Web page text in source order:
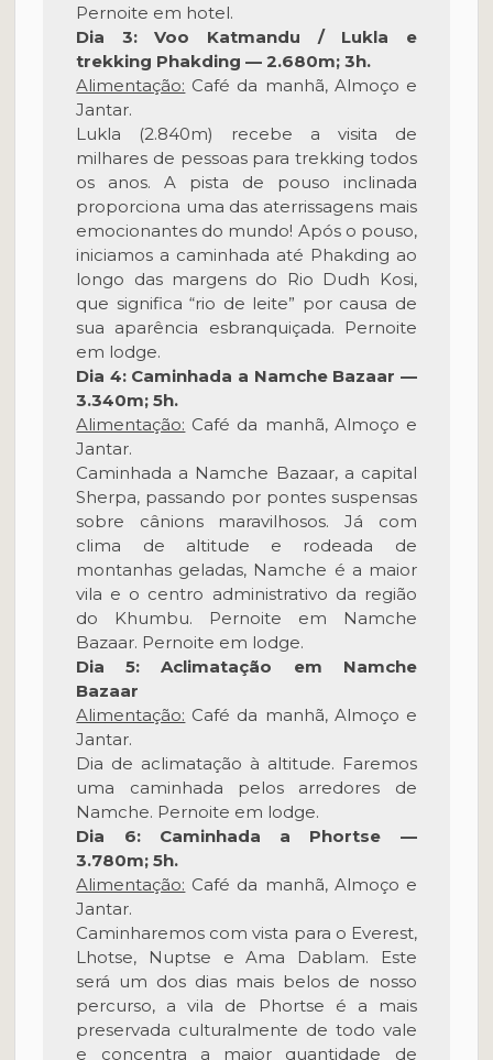
Pernoite em hotel.
Dia 3: Voo Katmandu / Lukla e
trekking Phakding — 2.680m; 3h.
Alimentação: Café da manhã, Almoço e
Jantar.
Lukla (2.840m) recebe a visita de
milhares de pessoas para trekking todos
os anos. A pista de pouso inclinada
proporciona uma das aterrissagens mais
emocionantes do mundo! Após o pouso,
iniciamos a caminhada até Phakding ao
longo das margens do Rio Dudh Kosi,
que significa “rio de leite” por causa de
sua aparência esbranquiçada. Pernoite
em lodge.
Dia 4: Caminhada a Namche Bazaar —
3.340m; 5h.
Alimentação: Café da manhã, Almoço e
Jantar.
Caminhada a Namche Bazaar, a capital
Sherpa, passando por pontes suspensas
sobre cânions maravilhosos. Já com
clima de altitude e rodeada de
montanhas geladas, Namche é a maior
vila e o centro administrativo da região
do Khumbu. Pernoite em Namche
Bazaar. Pernoite em lodge.
Dia 5: Aclimatação em Namche
Bazaar
Alimentação: Café da manhã, Almoço e
Jantar.
Dia de aclimatação à altitude. Faremos
uma caminhada pelos arredores de
Namche. Pernoite em lodge.
Dia 6: Caminhada a Phortse —
3.780m; 5h.
Alimentação: Café da manhã, Almoço e
Jantar.
Caminharemos com vista para o Everest,
Lhotse, Nuptse e Ama Dablam. Este
será um dos dias mais belos de nosso
percurso, a vila de Phortse é a mais
preservada culturalmente de todo vale
e concentra a maior quantidade de